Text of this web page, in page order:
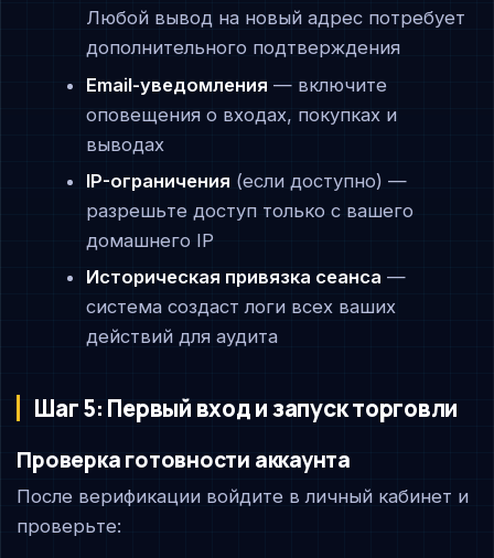
Любой вывод на новый адрес потребует
дополнительного подтверждения
Email-уведомления — включите
оповещения о входах, покупках и
выводах
IP-ограничения (если доступно) —
разрешьте доступ только с вашего
домашнего IP
Историческая привязка сеанса —
система создаст логи всех ваших
действий для аудита
Шаг 5: Первый вход и запуск торговли
Проверка готовности аккаунта
После верификации войдите в личный кабинет и
проверьте: